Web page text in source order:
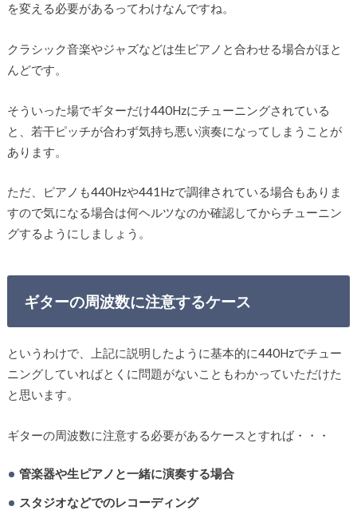
を変える必要があるってわけなんですね。
クラシック音楽やジャズなどは生ピアノと合わせる場合がほと
んどです。
そういった場でギターだけ440Hzにチューニングされている
と、若干ピッチが合わず気持ち悪い演奏になってしまうことが
あります。
ただ、ピアノも440Hzや441Hzで調律されている場合もありま
すので気になる場合は何ヘルツなのか確認してからチューニン
グするようにしましょう。
ギターの周波数に注意するケース
というわけで、上記に説明したように基本的に440Hzでチュー
ニングしていればとくに問題がないこともわかっていただけた
と思います。
ギターの周波数に注意する必要があるケースとすれば・・・
管楽器や生ピアノと一緒に演奏する場合
スタジオなどでのレコーディング